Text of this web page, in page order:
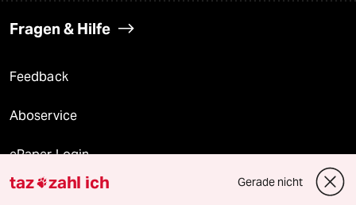
Fragen & Hilfe
Feedback
Aboservice
ePaper Login
Downloads für Abonnierende
taz zahl ich Gerade nicht